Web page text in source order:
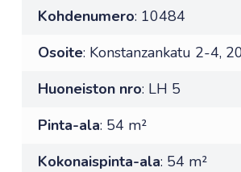
Kohdenumero: 10484
Osoite: Konstanzankatu 2-4,
Huoneiston nro: LH 5
Pinta-ala: 54 m²
Kokonaispinta-ala: 54 m²